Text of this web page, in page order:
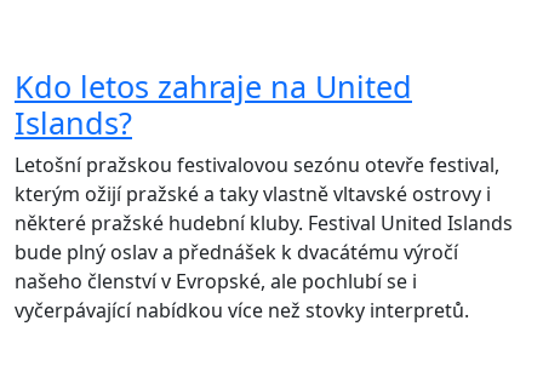
Kdo letos zahraje na United
Islands?
Letošní pražskou festivalovou sezónu otevře festival,
kterým ožijí pražské a taky vlastně vltavské ostrovy i
některé pražské hudební kluby. Festival United Islands
bude plný oslav a přednášek k dvacátému výročí
našeho členství v Evropské, ale pochlubí se i
vyčerpávající nabídkou více než stovky interpretů.